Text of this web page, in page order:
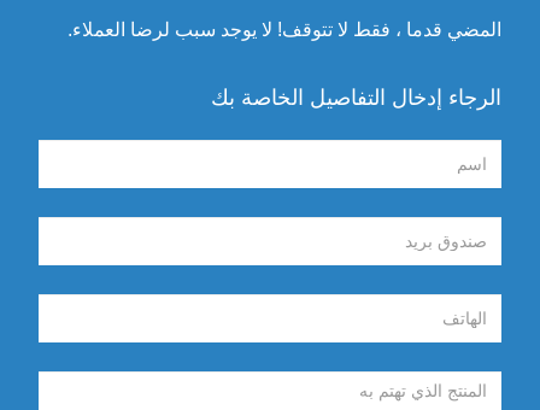
المضي قدما ، فقط لا تتوقف! لا يوجد سبب لرضا العملاء.
الرجاء إدخال التفاصيل الخاصة بك